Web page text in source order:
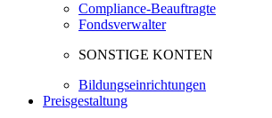
Compliance-Beauftragte
Fondsverwalter
SONSTIGE KONTEN
Bildungseinrichtungen
Preisgestaltung